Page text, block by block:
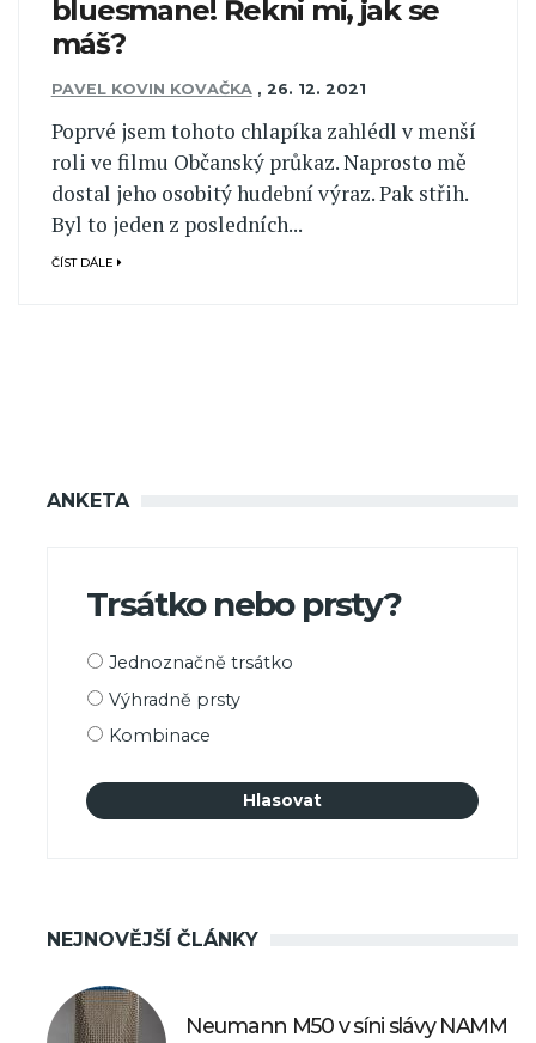
bluesmane! Řekni mi, jak se
máš?
PAVEL KOVIN KOVAČKA , 26. 12. 2021
Poprvé jsem tohoto chlapíka zahlédl v menší
roli ve filmu Občanský průkaz. Naprosto mě
dostal jeho osobitý hudební výraz. Pak střih.
Byl to jeden z posledních...
ČÍST DÁLE
ANKETA
Trsátko nebo prsty?
Možnosti
Jednoznačně trsátko
Výhradně prsty
Kombinace
NEJNOVĚJŠÍ ČLÁNKY
Neumann M50 v síni slávy NAMM